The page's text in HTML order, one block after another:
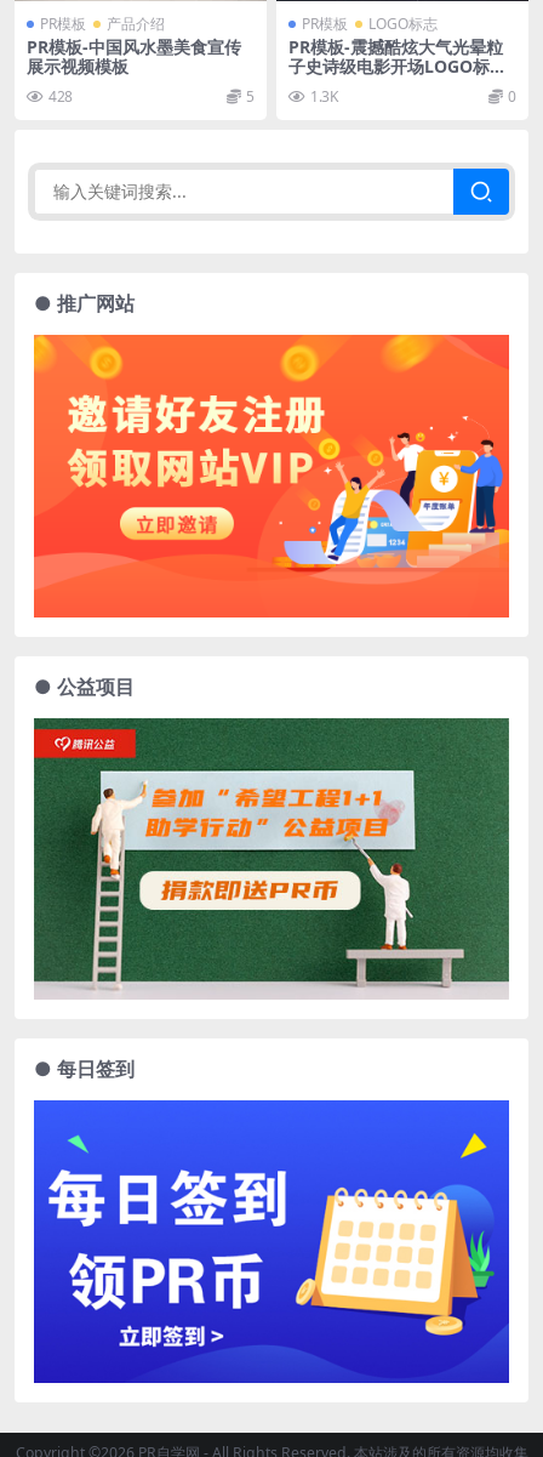
PR模板 产品介绍
PR模板-中国风水墨美食宣传
展示视频模板
428 5
PR模板 LOGO标志
PR模板-震撼酷炫大气光晕粒
子史诗级电影开场LOGO标志
片头视频模板
1.3K 0
● 推广网站
● 公益项目
● 每日签到